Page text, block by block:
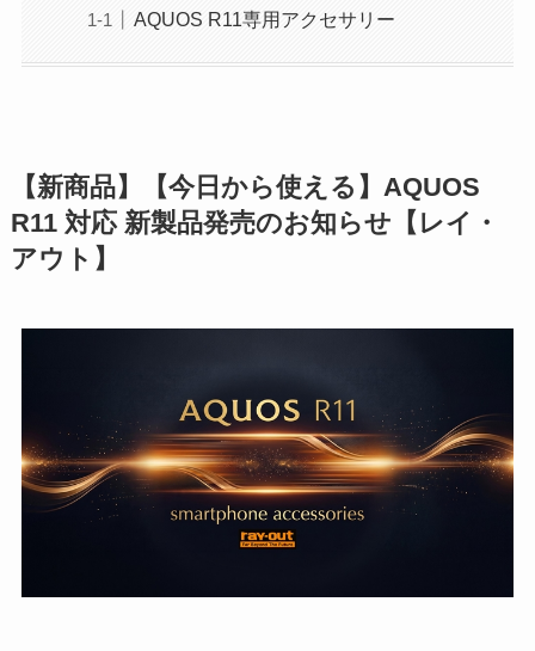
AQUOS R11専用アクセサリー
【新商品】【今日から使える】AQUOS
R11 対応 新製品発売のお知らせ【レイ・
アウト】